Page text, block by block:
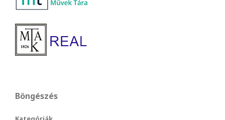
Böngészés